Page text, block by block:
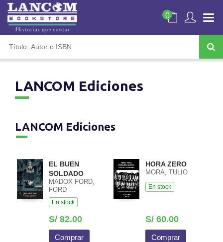
0
LANCOM Ediciones
LANCOM Ediciones
EL BUEN
SOLDADO
MADOX FORD,
FORD
En stock
S/ 82.00
Comprar
HORA ZERO
MORA, TULIO
En stock
S/ 60.00
Comprar